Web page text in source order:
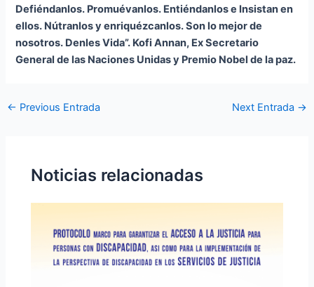
Defiéndanlos. Promuévanlos. Entiéndanlos e Insistan en
ellos. Nútranlos y enriquézcanlos. Son lo mejor de
nosotros. Denles Vida”. Kofi Annan, Ex Secretario
General de las Naciones Unidas y Premio Nobel de la paz.
← Previous Entrada Next Entrada →
Noticias relacionadas